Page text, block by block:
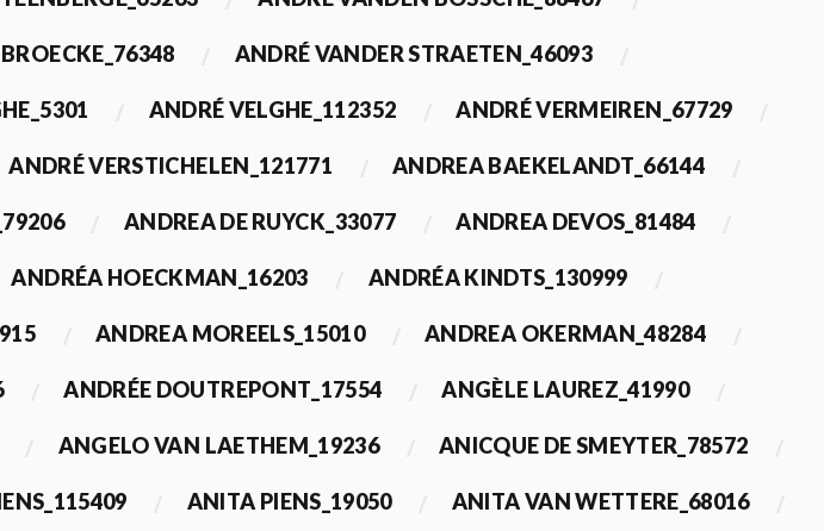
ANDRÉ VANDER STRAETEN_46093
ANDRÉ VELGHE_112352 ANDRÉ VERMEIREN_67729
ANDRÉ VERSTICHELEN_121771 ANDREA BAEKELANDT_66144
ANDREA DE RUYCK_33077 ANDREA DEVOS_81484
ANDRÉA HOECKMAN_16203 ANDRÉA KINDTS_130999
ANDREA MOREELS_15010 ANDREA OKERMAN_48284
ANDRÉE DOUTREPONT_17554 ANGÈLE LAUREZ_41990
ANGELO VAN LAETHEM_19236 ANICQUE DE SMEYTER_78572
ANITA PIENS_19050 ANITA VAN WETTERE_68016